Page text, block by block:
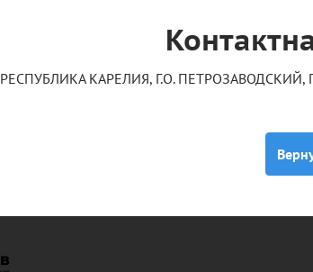
РЕСПУБЛИКА КАРЕЛИЯ, Г.О.